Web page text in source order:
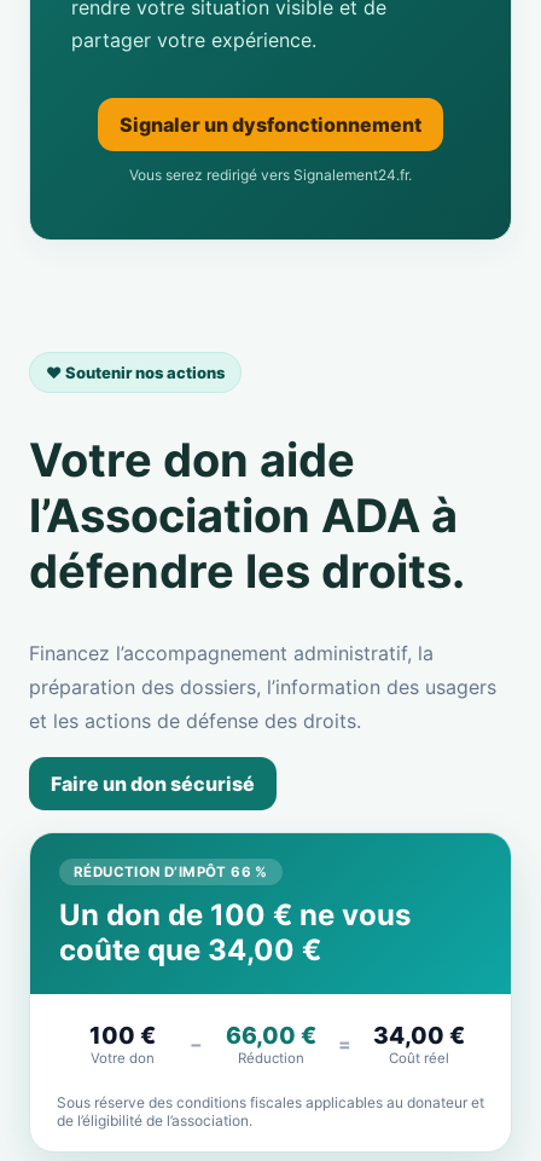
rendre votre situation visible et de
partager votre expérience.
Signaler un dysfonctionnement
Vous serez redirigé vers Signalement24.fr.
❤️ Soutenir nos actions
Votre don aide
l’Association ADA à
défendre les droits.
Financez l’accompagnement administratif, la
préparation des dossiers, l’information des usagers
et les actions de défense des droits.
Faire un don sécurisé
RÉDUCTION D’IMPÔT 66 %
Un don de 100 € ne vous
coûte que 34,00 €
100 €
Votre don
− 66,00 €
Réduction
= 34,00 €
Coût réel
Sous réserve des conditions fiscales applicables au donateur et
de l’éligibilité de l’association.